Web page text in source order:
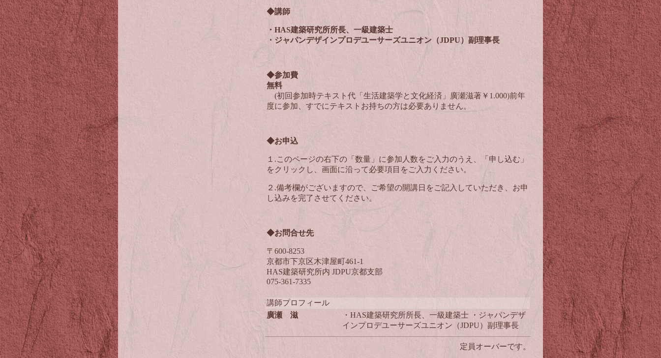
◆講師
・HAS建築研究所所長、一級建築士
・ジャパンデザインプロデユーサーズユニオン（JDPU）副理事長
◆参加費
無料
(初回参加時テキスト代「生活建築学と文化経済」廣瀬滋著￥1.000)前年
度に参加、すでにテキストお持ちの方は必要ありません。
◆お申込
１.このページの右下の「数量」に参加人数をご入力のうえ、「申し込む」
をクリックし、画面に沿って必要項目をご入力ください。
２.備考欄がございますので、ご希望の開講日をご記入していただき、お申
し込みを完了させてください。
◆お問合せ先
〒600-8253
京都市下京区木津屋町461-1
HAS建築研究所内 JDPU京都支部
075-361-7335
講師プロフィール
廣瀬 滋
・HAS建築研究所所長、一級建築士 ・ジャパンデザ
インプロデユーサーズユニオン（JDPU）副理事長
定員オーバーです。